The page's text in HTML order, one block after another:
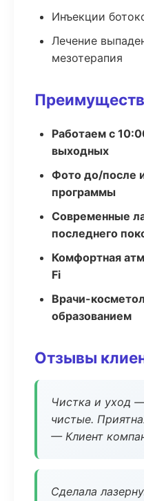
Инъекции
Лечение
мезотерапия
Работаем с
выходных
Фото до/после
программы
Современные
последнего
Комфортная
Fi
Врачи-
образованием
Отзывы
Чистка и уход
чистые.
— Клиент
Сделала